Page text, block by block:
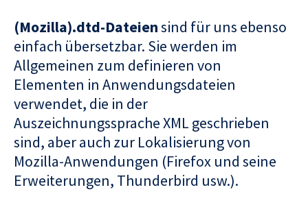
(Mozilla).dtd-Dateiensind für uns ebenso
einfach übersetzbar. Sie werden im
Allgemeinen zum definieren von
Elementen in Anwendungsdateien
verwendet, die in der
Auszeichnungssprache XML geschrieben
sind, aber auch zur Lokalisierung von
Mozilla-Anwendungen (Firefox und seine
Erweiterungen, Thunderbird usw.).